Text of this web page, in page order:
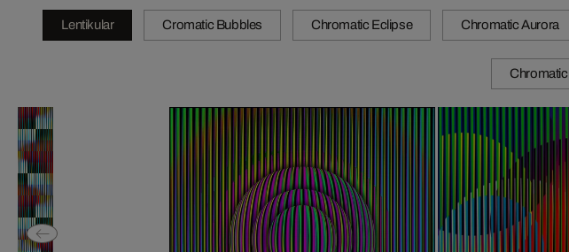
Lentikular Cromatic Bubbles Chromatic Eclipse Chromatic Aurora
Chromatic